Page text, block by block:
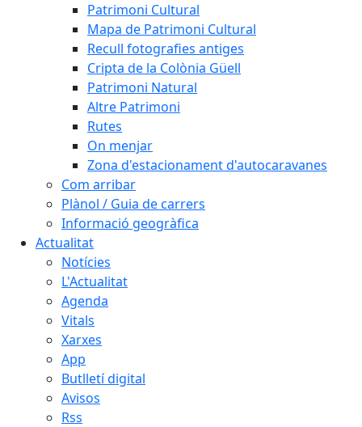
Patrimoni Cultural
Mapa de Patrimoni Cultural
Recull fotografies antiges
Cripta de la Colònia Güell
Patrimoni Natural
Altre Patrimoni
Rutes
On menjar
Zona d'estacionament d'autocaravanes
Com arribar
Plànol / Guia de carrers
Informació geogràfica
Actualitat
Notícies
L'Actualitat
Agenda
Vitals
Xarxes
App
Butlletí digital
Avisos
Rss